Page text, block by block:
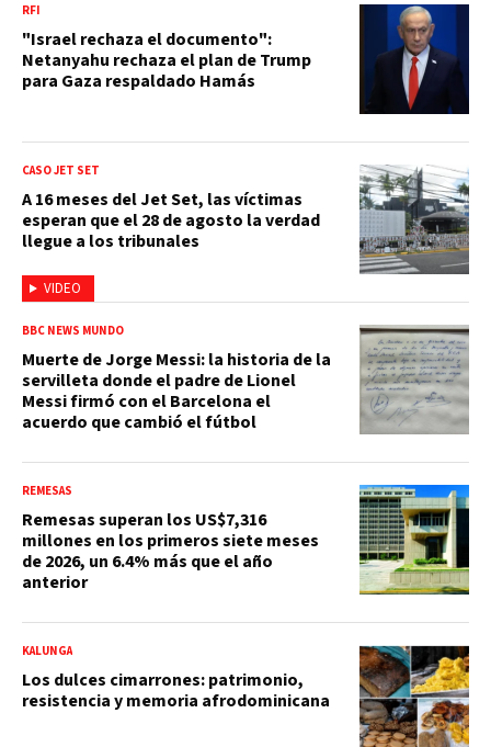
RFI
"Israel rechaza el documento":
Netanyahu rechaza el plan de Trump
para Gaza respaldado Hamás
VIDEO
CASO JET SET
A 16 meses del Jet Set, las víctimas
esperan que el 28 de agosto la verdad
llegue a los tribunales
BBC NEWS MUNDO
Muerte de Jorge Messi: la historia de la
servilleta donde el padre de Lionel
Messi firmó con el Barcelona el
acuerdo que cambió el fútbol
REMESAS
Remesas superan los US$7,316
millones en los primeros siete meses
de 2026, un 6.4% más que el año
anterior
KALUNGA
Los dulces cimarrones: patrimonio,
resistencia y memoria afrodominicana